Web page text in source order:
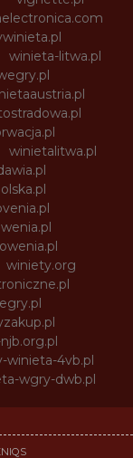
winieta-litwa.pl
winietalitwa.pl
winiety.org
winieta-4vb.pl
wgry-dwb.pl